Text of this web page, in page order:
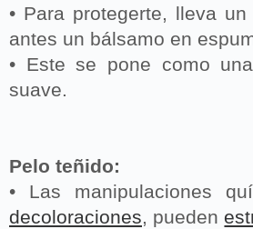
• Para protegerte, lleva
antes un bálsamo en
• Este se pone como
suave.
Pelo teñido:
• Las manipulaciones
decoloraciones, pueden